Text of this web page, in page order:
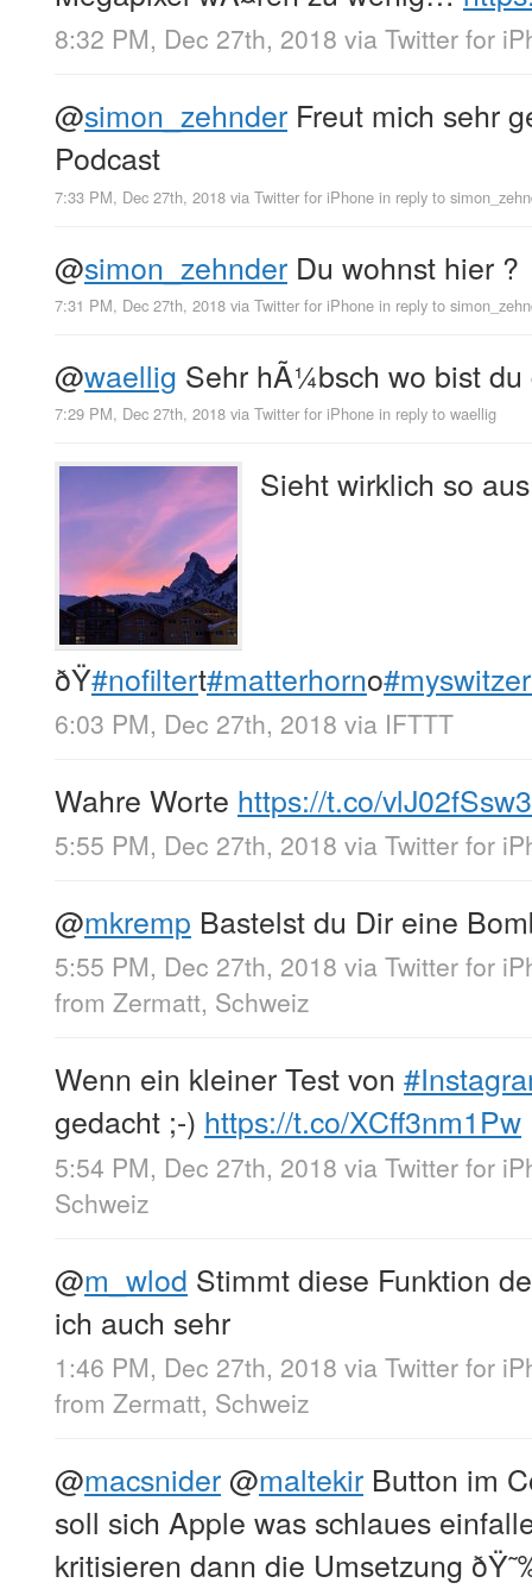
8:32 PM, Dec 27th, 2018 via Twitter for
@simon_zehnder Freut mich sehr
Podcast
7:33 PM, Dec 27th, 2018 via Twitter for iPhone in reply to
@simon_zehnder Du wohnst hier ?
7:31 PM, Dec 27th, 2018 via Twitter for iPhone in reply to
@waellig Sehr hÃ¼bsch wo bist du
7:29 PM, Dec 27th, 2018 via Twitter for iPhone in reply to waellig
Sieht wirklich so aus
ðŸ#nofiltert#matterhorno
6:03 PM, Dec 27th, 2018 via IFTTT
Wahre Worte https://t.co/vlJ02fSsw3
5:55 PM, Dec 27th, 2018 via Twitter for
@mkremp Bastelst du Dir eine
5:55 PM, Dec 27th, 2018 via Twitter for
from Zermatt, Schweiz
Wenn ein kleiner Test von
gedacht ;-) https://t.co/XCff3nm1Pw
5:54 PM, Dec 27th, 2018 via Twitter for
Schweiz
@m_wlod Stimmt diese Funktion
ich auch sehr
1:46 PM, Dec 27th, 2018 via Twitter for
from Zermatt, Schweiz
@macsnider@maltekir Button im
soll sich Apple was schlaues
kritisieren dann die Umsetzung